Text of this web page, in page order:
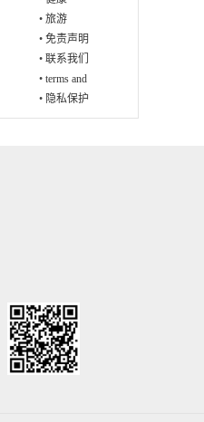
• 旅游
• 免责声明
• 联系我们
• terms and
conditions
• 隐私保护